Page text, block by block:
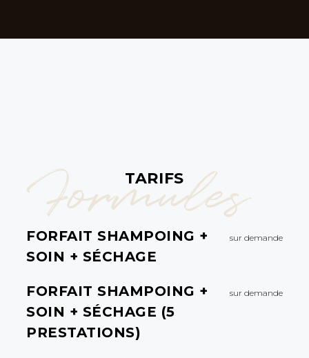
Formules
TARIFS
FORFAIT SHAMPOING +
SOIN + SÉCHAGE
sur demande
FORFAIT SHAMPOING +
SOIN + SÉCHAGE (5
PRESTATIONS)
sur demande